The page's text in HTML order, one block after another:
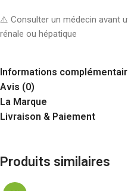
⚠️ Consulter un médecin avant
rénale ou hépatique
Informations
Avis (0)
La Marque
Livraison & Paiement
Produits similaires